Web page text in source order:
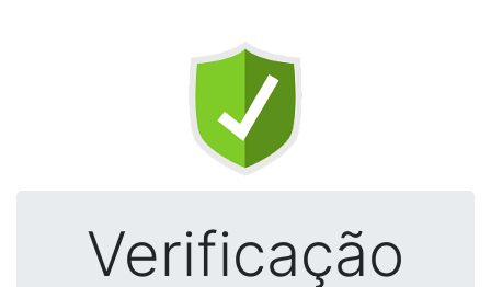
Verificação